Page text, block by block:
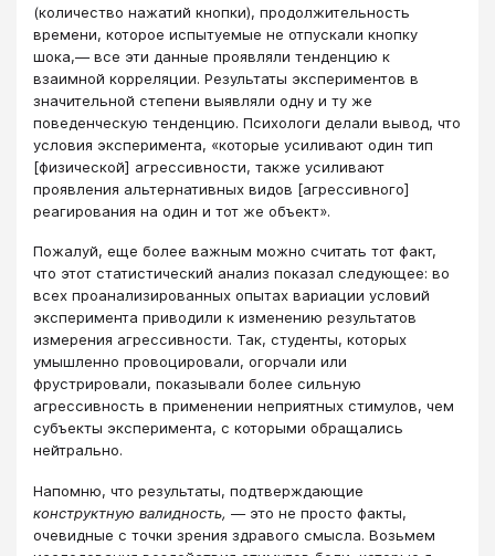
(количество нажатий кнопки), продолжительность
времени, которое испытуемые не отпускали кнопку
шока,— все эти данные проявляли тенденцию к
взаимной корреляции. Результаты экспериментов в
значительной степени выявляли одну и ту же
поведенческую тенденцию. Психологи делали вывод, что
условия эксперимента, «которые усиливают один тип
[физической] агрессивности, также усиливают
проявления альтернативных видов [агрессивного]
реагирования на один и тот же объект».
Пожалуй, еще более важным можно считать тот факт,
что этот статистический анализ показал следующее: во
всех проанализированных опытах вариации условий
эксперимента приводили к изменению результатов
измерения агрессивности. Так, студенты, которых
умышленно провоцировали, огорчали или
фрустрировали, показывали более сильную
агрессивность в применении неприятных стимулов, чем
субъекты эксперимента, с которыми обращались
нейтрально.
Напомню, что результаты, подтверждающие
конструктную валидность, — это не просто факты,
очевидные с точки зрения здравого смысла. Возьмем